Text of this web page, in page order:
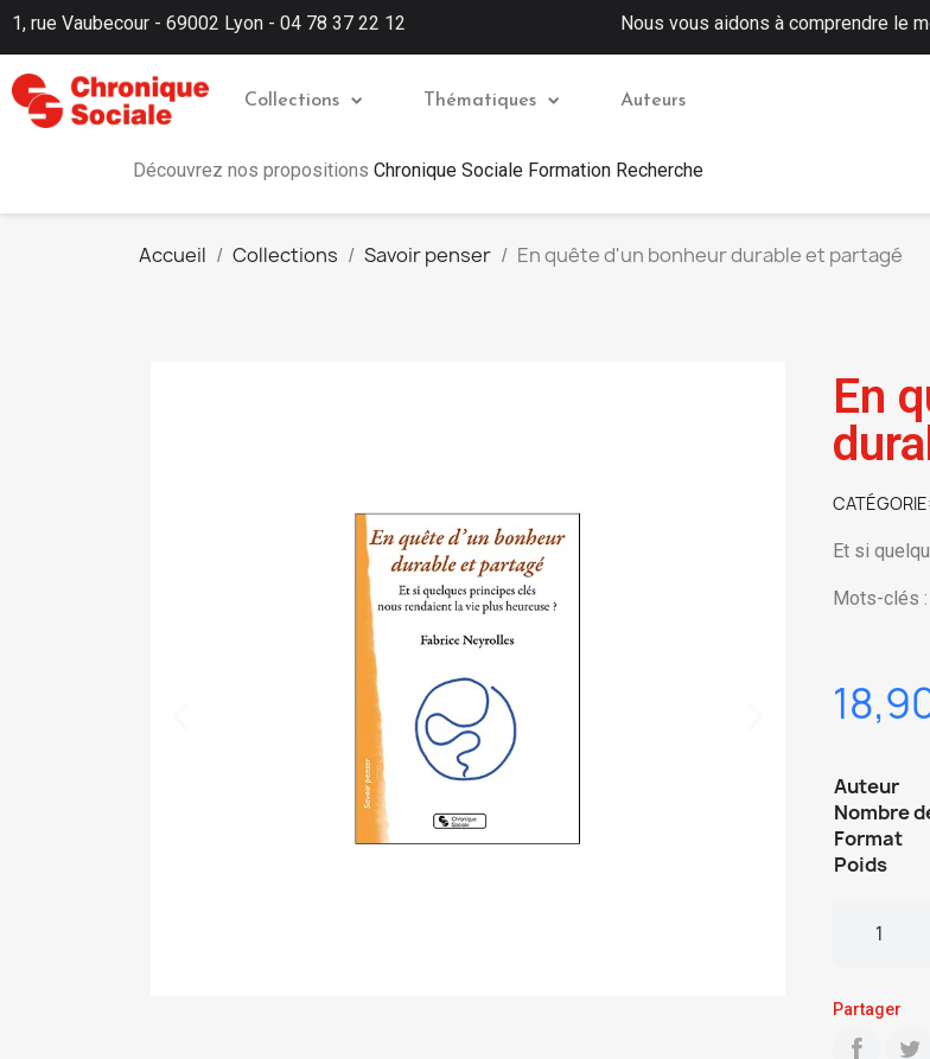
1, rue Vaubecour - 69002 Lyon - 04 78 37 22 12 Nous vous aidons à comprendre le
Collections Thématiques Auteurs
Découvrez nos propositions Chronique Sociale Formation Recherche
Accueil Collections Savoir penser En quête d'un bonheur durable et partagé
En
CATÉGORIE
Et si
Mots-clés :
Auteur
Nombre
Format
Poids
Partager